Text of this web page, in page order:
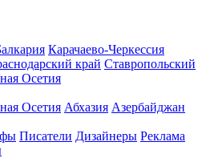
Карачаево-Черкессия
край Ставропольский
Осетия
Осетия Абхазия Азербайджан
Писатели Дизайнеры Реклама